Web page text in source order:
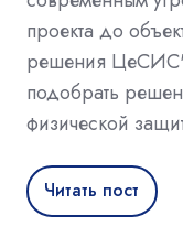
проекта до
решения
подобрать
физической
Читать пост